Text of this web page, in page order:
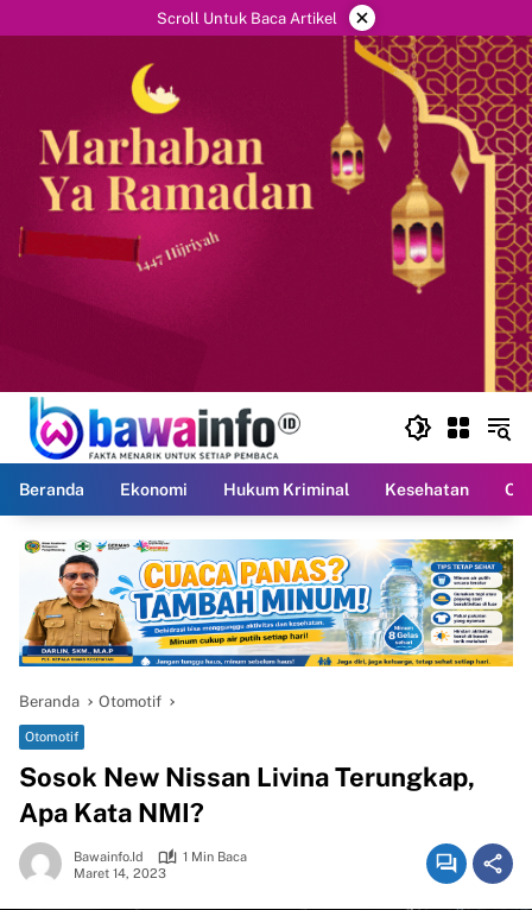
ke
Scroll Untuk Baca Artikel ×
Beranda Ekonomi Hukum Kriminal Kesehatan
Beranda Otomotif
Otomotif
Sosok New Nissan Livina Terungkap,
Apa Kata NMI?
Bawainfo.id
1 Min Baca
Maret 14, 2023